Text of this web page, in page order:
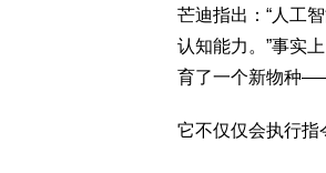
芒迪指出：“人工
认知能力。”事实
育了一个新物种
它不仅仅会执行指